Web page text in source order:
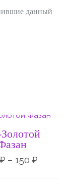
данный
₽ – 150 ₽
цен:
70 ₽
–